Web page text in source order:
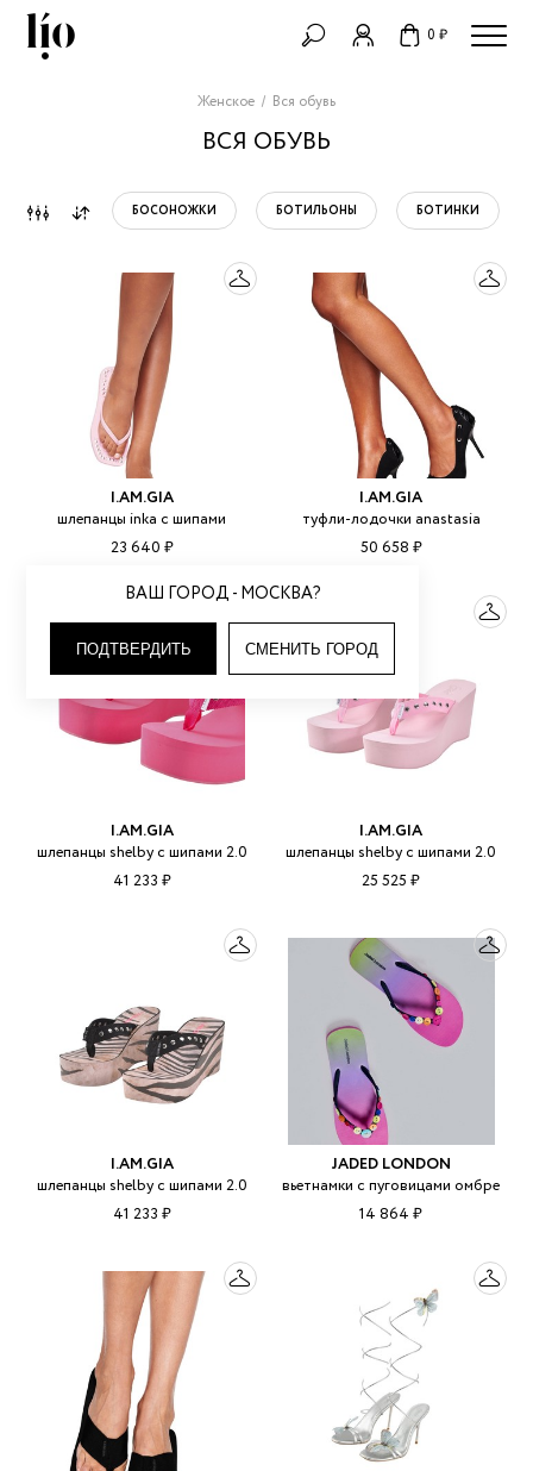
0 ₽
ВАШ ГОРОД - МОСКВА?
ПОДТВЕРДИТЬ СМЕНИТЬ ГОРОД
Женское Вся обувь
ВСЯ ОБУВЬ
БОСОНОЖКИ БОТИЛЬОНЫ БОТИНКИ
I.AM.GIA
шлепанцы inka с шипами
23 640 ₽
I.AM.GIA
туфли-лодочки anastasia
50 658 ₽
I.AM.GIA
шлепанцы shelby с шипами 2.0
41 233 ₽
I.AM.GIA
шлепанцы shelby с шипами 2.0
25 525 ₽
I.AM.GIA
шлепанцы shelby с шипами 2.0
41 233 ₽
JADED LONDON
вьетнамки с пуговицами омбре
14 864 ₽